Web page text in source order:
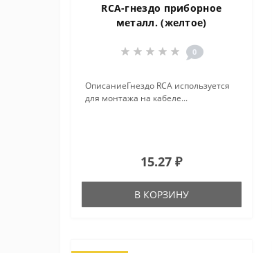
RCA-гнездо приборное
металл. (желтое)
0
ОписаниеГнездо RCA используется
для монтажа на кабеле...
15.27 ₽
В КОРЗИНУ